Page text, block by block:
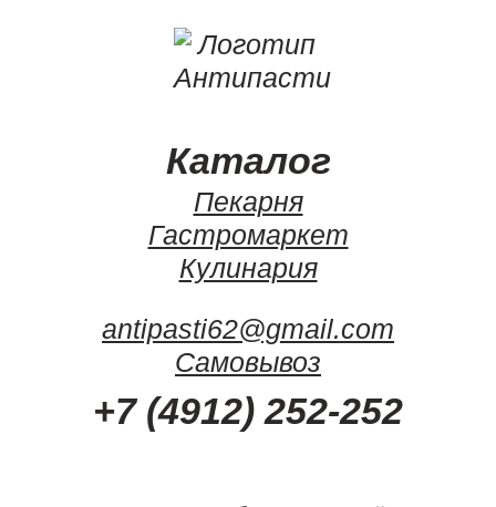
Каталог
Пекарня
Гастромаркет
Кулинария
+7 (4912) 252-252
antipasti62@gmail.com
Самовывоз